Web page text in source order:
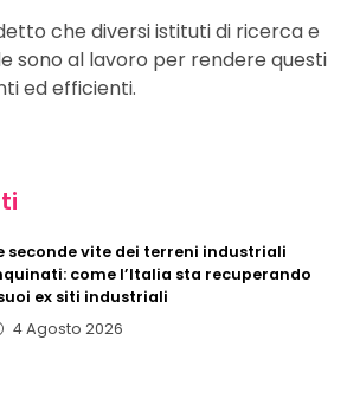
che diversi istituti di ricerca e
sono al lavoro per rendere questi
ed efficienti.
seconde vite dei terreni industriali
come l’Italia sta recuperando
ex siti industriali
4 Agosto 2026